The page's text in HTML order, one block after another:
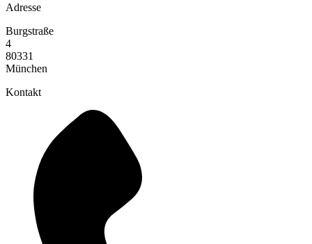
Adresse
Burgstraße
4
80331
München
Kontakt